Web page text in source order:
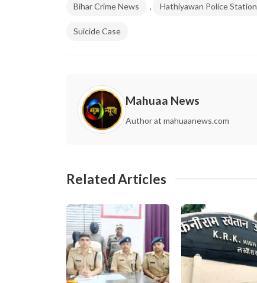
Bihar Crime News
Hathiyawan Police Station
Suicide Case
Mahuaa News
Author at mahuaanews.com
Related Articles